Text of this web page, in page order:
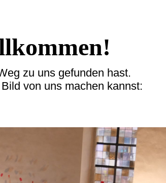
zu uns gefunden hast.
von uns machen kannst: